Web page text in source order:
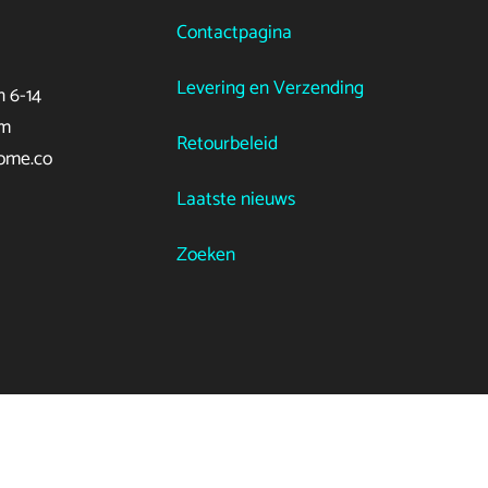
6-14
Contactpagina
Levering en Verzending
Retourbeleid
Laatste nieuws
Zoeken